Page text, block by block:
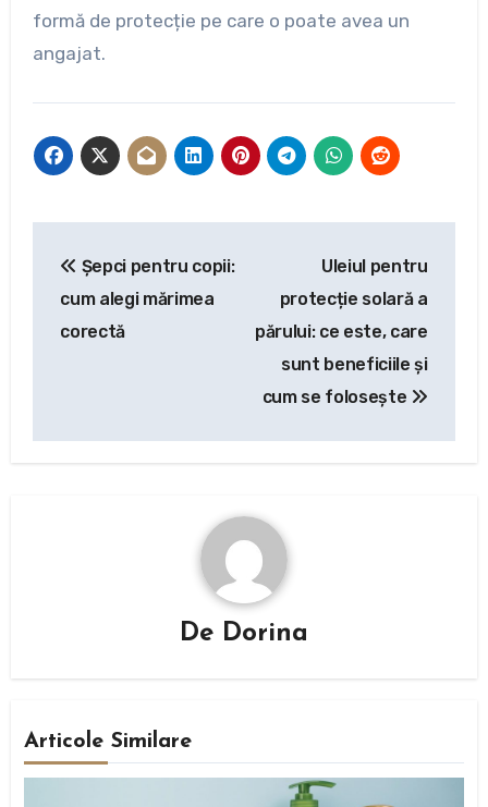
formă de protecție pe care o poate avea un
angajat.
în
articole
Șepci pentru copii:
cum alegi mărimea
corectă
Uleiul pentru
protecție solară a
părului: ce este, care
sunt beneficiile și
cum se folosește
De Dorina
Articole Similare